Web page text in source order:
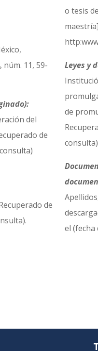
11, 59-
del
de
de
o tesis
Leyes y
de
el (fecha